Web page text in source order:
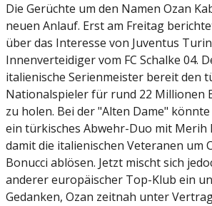
Die Gerüchte um den Namen Ozan
neuen Anlauf. Erst am Freitag
über das Interesse von Juventus
Innenverteidiger vom FC Schalke 04.
italienische Serienmeister bereit den
Nationalspieler für rund 22 Millionen
zu holen. Bei der "Alten Dame"
ein türkisches Abwehr-Duo mit Merih
damit die italienischen Veteranen um
Bonucci ablösen. Jetzt mischt sich
anderer europäischer Top-Klub ein
Gedanken, Ozan zeitnah unter